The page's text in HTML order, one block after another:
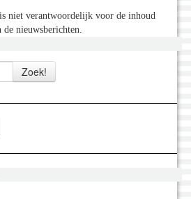
niet verantwoordelijk voor de inhoud
de nieuwsberichten.